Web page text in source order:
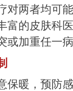
对两者均可
富的皮肤科
或加重任一
暖，预防感